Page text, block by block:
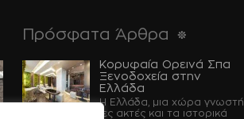
Πρόσφατα Άρθρα
Κορυφαία Ορεινά Σπα
Ξενοδοχεία στην
Ελλάδα
Η Ελλάδα, μια χώρα γνωστή
για τις απέραντες ακτές και τα ιστορικά